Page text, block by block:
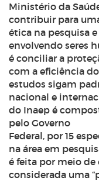
Ministério da
contribuir para
ética na pesquisa
envolvendo seres
é conciliar a
com a eficiência
estudos sigam
nacional e
do Inaep é
pelo Governo
Federal, por 15
na área em
é feita por meio de
considerada uma